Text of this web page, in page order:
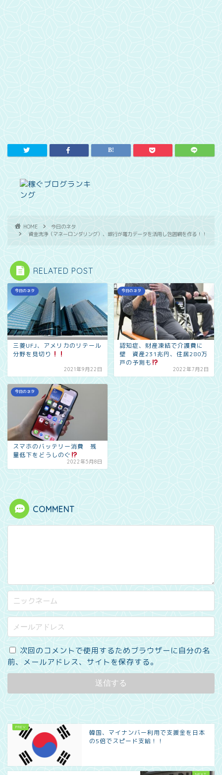
HOME
今日のネタ
資金洗浄（マネーロンダリング）、銀行が電力データを活用し包囲網を作る！！
RELATED POST
今日のネタ
三菱UFJ、アメリカのリテール
分野を見切り
2021年9月22日
今日のネタ
認知症、財産凍結で介護費に
壁 資産231兆円、住居280万
戸の予測も
2022年7月2日
今日のネタ
スマホのバッテリー消費 残
量低下をどうしのぐ
2022年5月8日
COMMENT
次回のコメントで使用するためブラウザーに自分の名
前、メールアドレス、サイトを保存する。
韓国、マイナンバー利用で支援金を日本
の5倍でスピード支給！！